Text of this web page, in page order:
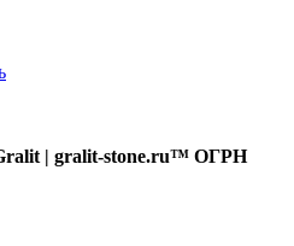
| gralit-stone.ru™ ОГРН